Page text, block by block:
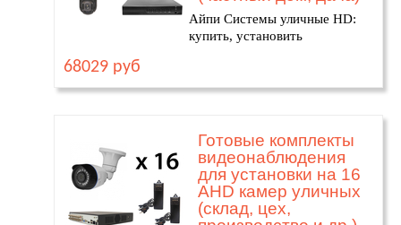
Айпи Системы уличные HD:
купить, установить
68029 руб
Готовые комплекты
видеонаблюдения
для установки на 16
AHD камер уличных
(склад, цех,